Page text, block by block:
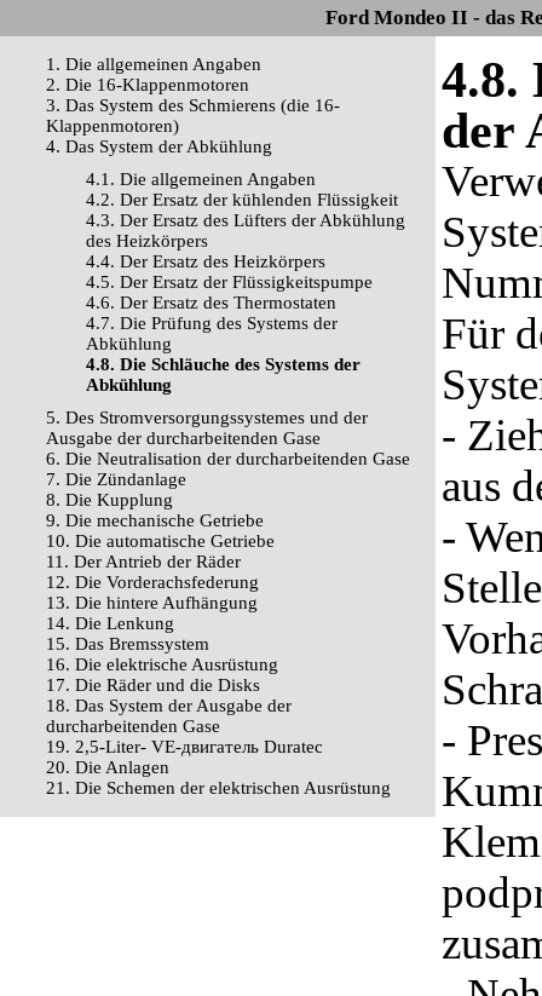
Ford Mondeo II - das
1. Die allgemeinen Angaben
2. Die 16-Klappenmotoren
3. Das System des Schmierens (die 16-
Klappenmotoren)
4. Das System der Abkühlung
4.1. Die allgemeinen Angaben
4.2. Der Ersatz der kühlenden Flüssigkeit
4.3. Der Ersatz des Lüfters der Abkühlung
des Heizkörpers
4.4. Der Ersatz des Heizkörpers
4.5. Der Ersatz der Flüssigkeitspumpe
4.6. Der Ersatz des Thermostaten
4.7. Die Prüfung des Systems der
Abkühlung
4.8. Die Schläuche des Systems der
Abkühlung
5. Des Stromversorgungssystemes und der
Ausgabe der durcharbeitenden Gase
6. Die Neutralisation der durcharbeitenden Gase
7. Die Zündanlage
8. Die Kupplung
9. Die mechanische Getriebe
10. Die automatische Getriebe
11. Der Antrieb der Räder
12. Die Vorderachsfederung
13. Die hintere Aufhängung
14. Die Lenkung
15. Das Bremssystem
16. Die elektrische Ausrüstung
17. Die Räder und die Disks
18. Das System der Ausgabe der
durcharbeitenden Gase
19. 2,5-Liter- VЕ-двигатель Duratec
20. Die Anlagen
21. Die Schemen der elektrischen Ausrüstung
4.8.
der
Für
-
aus
-
-